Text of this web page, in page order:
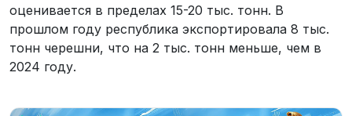
оценивается в пределах 15-20 тыс. тонн. В
прошлом году республика экспортировала 8 тыс.
тонн черешни, что на 2 тыс. тонн меньше, чем в
2024 году.